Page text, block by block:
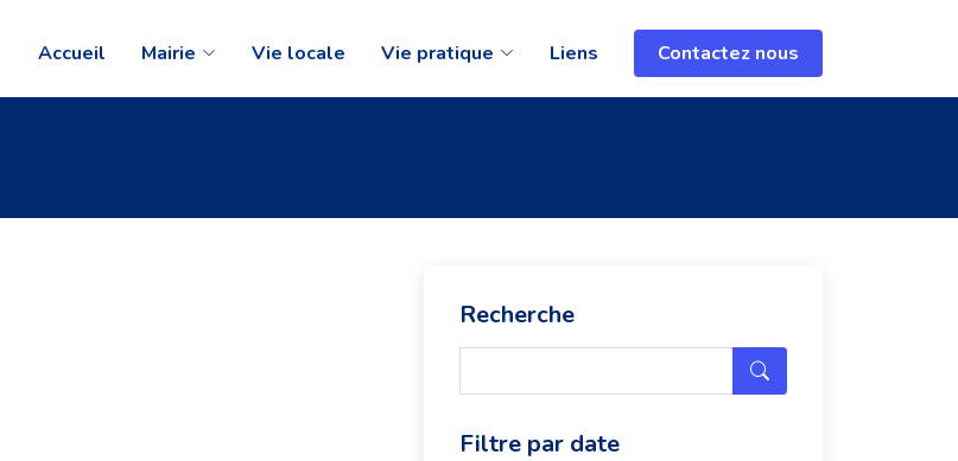
Accueil Mairie Vie locale Vie pratique Liens Contactez nous
Recherche
Filtre par date